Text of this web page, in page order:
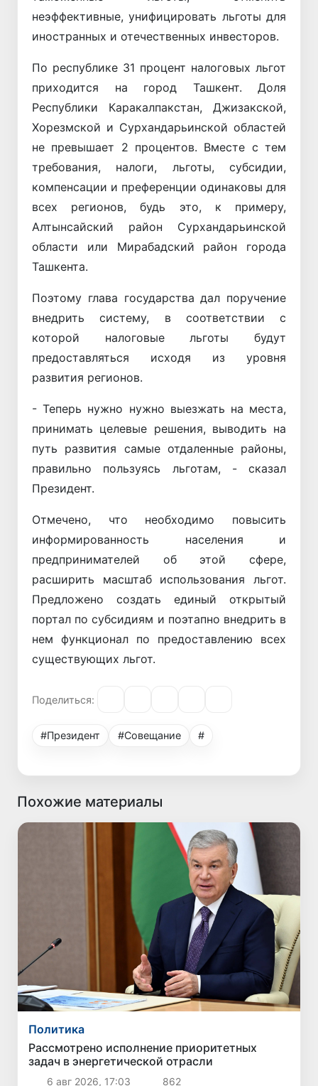
неэффективные, унифицировать льготы для
иностранных и отечественных инвесторов.
По республике 31 процент налоговых льгот
приходится на город Ташкент. Доля
Республики Каракалпакстан, Джизакской,
Хорезмской и Сурхандарьинской областей
не превышает 2 процентов. Вместе с тем
требования, налоги, льготы, субсидии,
компенсации и преференции одинаковы для
всех регионов, будь это, к примеру,
Алтынсайский район Сурхандарьинской
области или Мирабадский район города
Ташкента.
Поэтому глава государства дал поручение
внедрить систему, в соответствии с
которой налоговые льготы будут
предоставляться исходя из уровня
развития регионов.
- Теперь нужно нужно выезжать на места,
принимать целевые решения, выводить на
путь развития самые отдаленные районы,
правильно пользуясь льготам, - сказал
Президент.
Отмечено, что необходимо повысить
информированность населения и
предпринимателей об этой сфере,
расширить масштаб использования льгот.
Предложено создать единый открытый
портал по субсидиям и поэтапно внедрить в
нем функционал по предоставлению всех
существующих льгот.
Поделиться:
#Президент #Совещание #
Похожие материалы
Политика
Рассмотрено исполнение приоритетных
задач в энергетической отрасли
6 авг 2026, 17:03 862